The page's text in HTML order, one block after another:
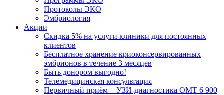
Протоколы ЭКО
Эмбриология
Акции
Скидка 5% на услуги клиники для постоянных
клиентов
Бесплатное хранение криоконсервированных
эмбрионов в течение 3 месяцев
Быть донором выгодно!
Телемедицинская консультация
Первичный приём + УЗИ-диагностика ОМТ 6 900